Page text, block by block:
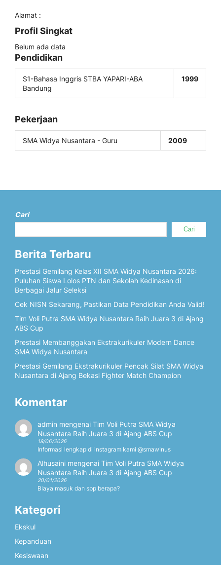
Alamat :
Profil Singkat
Belum ada data
Pendidikan
S1-Bahasa Inggris STBA YAPARI-ABA
Bandung
1999
Pekerjaan
SMA Widya Nusantara - Guru 2009
Cari
Cari
Berita Terbaru
Prestasi Gemilang Kelas XII SMA Widya Nusantara 2026:
Puluhan Siswa Lolos PTN dan Sekolah Kedinasan di
Berbagai Jalur Seleksi
Cek NISN Sekarang, Pastikan Data Pendidikan Anda Valid!
Tim Voli Putra SMA Widya Nusantara Raih Juara 3 di Ajang
ABS Cup
Prestasi Membanggakan Ekstrakurikuler Modern Dance
SMA Widya Nusantara
Prestasi Gemilang Ekstrakurikuler Pencak Silat SMA Widya
Nusantara di Ajang Bekasi Fighter Match Champion
Komentar
admin mengenai Tim Voli Putra SMA Widya
Nusantara Raih Juara 3 di Ajang ABS Cup
18/06/2026
Informasi lengkap di instagram kami @smawinus
Alhusainimengenai Tim Voli Putra SMA Widya
Nusantara Raih Juara 3 di Ajang ABS Cup
20/01/2026
Biaya masuk dan spp berapa?
Kategori
Ekskul
Kepanduan
Kesiswaan